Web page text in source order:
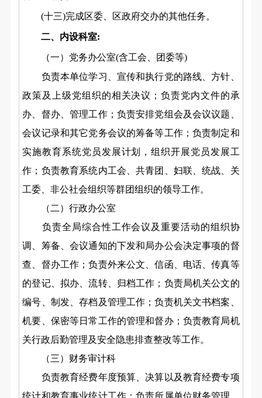
(十三)完成区委、区政府交办的其他任务。
二、内设科室:
（一） 党务办公室(含工会、团委等)
负责本单位学习、宣传和执行党的路线、方针、
政策及上级党组织的相关决议；负责党内文件的承
办、督办、管理工作；负责安排党组会及会议议题、
会议记录和其它党务会议的筹备等工作；负责制定和
实施教育系统党员发展计划，组织开展党员发展工
作；负责教育系统内工会、共青团、妇联、统战、关
工委、非公社会组织等群团组织的领导工作。
（二）行政办公室
负责全局综合性工作会议及重要活动的组织协
调、筹备、会议通知的下发和局办公会决定事项的督
查、督办工作；负责外来公文、信函、电话、传真等
的登记、拟办、流转、归档工作；负责局机关公文的
编号、制发、存档及管理工作；负责机关文书档案、
机要、保密等日常工作的管理和督办；负责教育局机
关行政后勤管理及安全隐患排查整改等工作。
（三）财务审计科
负责教育经费年度预算、决算以及教育经费专项
统计和教育事业统计工作；负责所属单位财务管理、